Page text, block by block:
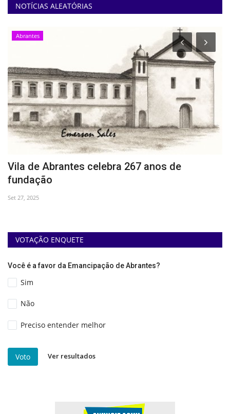
NOTÍCIAS ALEATÓRIAS
Abrantes
Vila de Abrantes celebra 267 anos de
fundação
Set 27, 2025
VOTAÇÃO ENQUETE
Você é a favor da Emancipação de Abrantes?
Sim
Não
Preciso entender melhor
Voto Ver resultados